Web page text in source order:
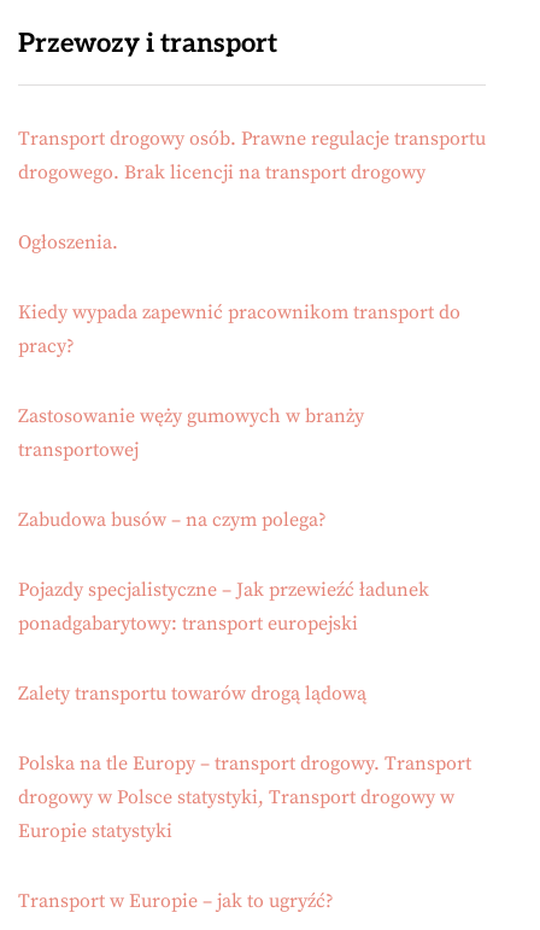
Przewozy i transport
Transport drogowy osób. Prawne regulacje transportu
drogowego. Brak licencji na transport drogowy
Ogłoszenia.
Kiedy wypada zapewnić pracownikom transport do
pracy?
Zastosowanie węży gumowych w branży
transportowej
Zabudowa busów – na czym polega?
Pojazdy specjalistyczne – Jak przewieźć ładunek
ponadgabarytowy: transport europejski
Zalety transportu towarów drogą lądową
Polska na tle Europy – transport drogowy. Transport
drogowy w Polsce statystyki, Transport drogowy w
Europie statystyki
Transport w Europie – jak to ugryźć?